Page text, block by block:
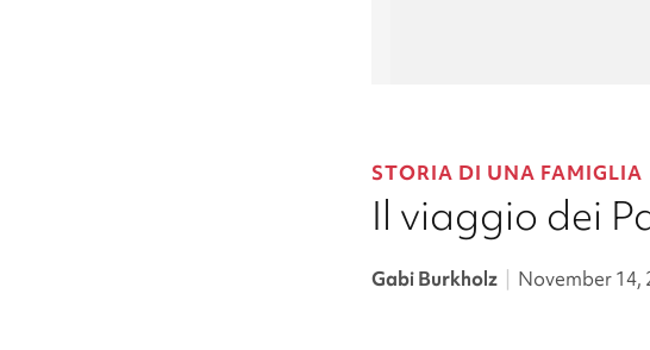
STORIA DI UNA FAMIGLIA
Il viaggio dei
Gabi Burkholz November 14,